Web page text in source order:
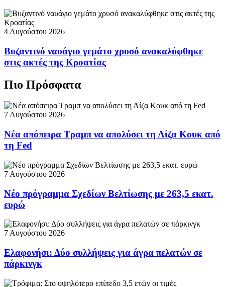
4 Αυγούστου 2026
Βυζαντινό ναυάγιο γεμάτο χρυσό ανακαλύφθηκε
στις ακτές της Κροατίας
Πιο Πρόσφατα
7 Αυγούστου 2026
Νέα απόπειρα Τραμπ να απολύσει τη Λίζα Κουκ από
τη Fed
7 Αυγούστου 2026
Νέο πρόγραμμα Σχεδίων Βελτίωσης με 263,5 εκατ.
ευρώ
7 Αυγούστου 2026
Ελαφονήσι: Δύο συλλήψεις για άγρα πελατών σε
πάρκινγκ